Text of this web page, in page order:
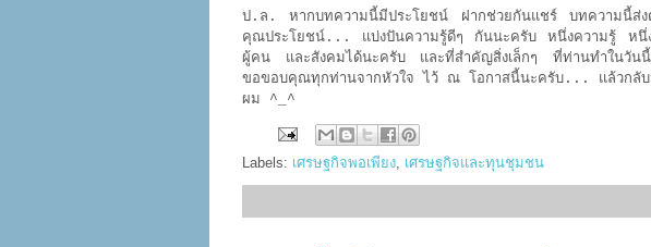
ป.ล. หากบทความนี้มีประโยชน์ ฝากช่วยกันแชร์ บทความนี้ส่งต่
คุณประโยชน์... แบ่งปันความรู้ดีๆ กันนะครับ หนึ่งความรู้ หนึ่ง
ผู้คน และสังคมได้นะครับ และที่สำคัญสิ่งเล็กๆ ที่ท่านทำในวันนี้ส
ขอขอบคุณทุกท่านจากหัวใจ ไว้ ณ โอกาสนี้นะครับ... แล้วกลับ
ผม ^_^
Labels: เศรษฐกิจพอเพียง, เศรษฐกิจและทุนชุมชน